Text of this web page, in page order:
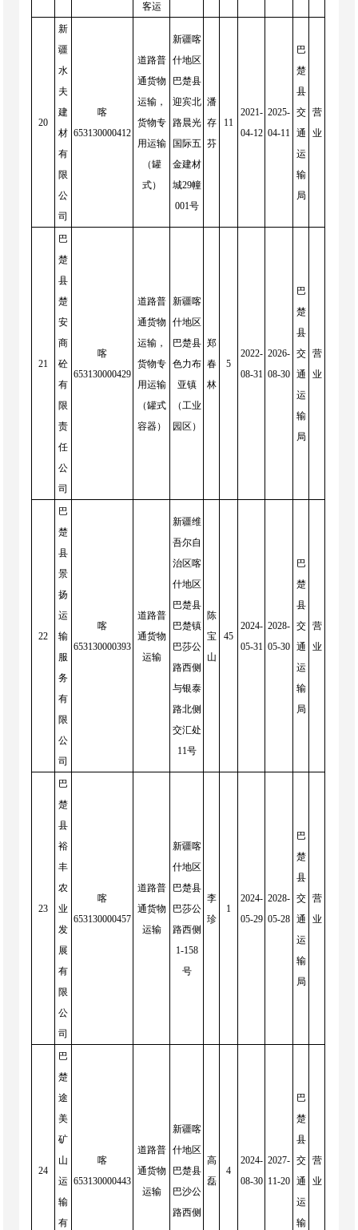
客运
20
新
疆
水
夫
建
材
有
限
公
司
喀
653130000412
道路普
通货物
运输，
货物专
用运输
（罐
式）
新疆喀
什地区
巴楚县
迎宾北
路晨光
国际五
金建材
城29幢
001号
潘
存
芬
11
2021-
04-12
2025-
04-11
巴
楚
县
交
通
运
输
局
营
业
21
巴
楚
县
楚
安
商
砼
有
限
责
任
公
司
喀
653130000429
道路普
通货物
运输，
货物专
用运输
（罐式
容器）
新疆喀
什地区
巴楚县
色力布
亚镇
（工业
园区）
郑
春
林
5
2022-
08-31
2026-
08-30
巴
楚
县
交
通
运
输
局
营
业
22
巴
楚
县
景
扬
运
输
服
务
有
限
公
司
喀
653130000393
道路普
通货物
运输
新疆维
吾尔自
治区喀
什地区
巴楚县
巴楚镇
巴莎公
路西侧
与银泰
路北侧
交汇处
11号
陈
宝
山
45
2024-
05-31
2028-
05-30
巴
楚
县
交
通
运
输
局
营
业
23
巴
楚
县
裕
丰
农
业
发
展
有
限
公
司
喀
653130000457
道路普
通货物
运输
新疆喀
什地区
巴楚县
巴莎公
路西侧
1-158
号
李
珍
1
2024-
05-29
2028-
05-28
巴
楚
县
交
通
运
输
局
营
业
24
巴
楚
途
美
矿
山
运
输
有
喀
653130000443
道路普
通货物
运输
新疆喀
什地区
巴楚县
巴沙公
路西侧
高
磊
4
2024-
08-30
2027-
11-20
巴
楚
县
交
通
运
输
营
业